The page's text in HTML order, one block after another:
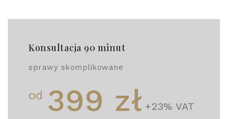
Konsultacja 90 minut
sprawy skomplikowane
od 399 zł +23% VAT